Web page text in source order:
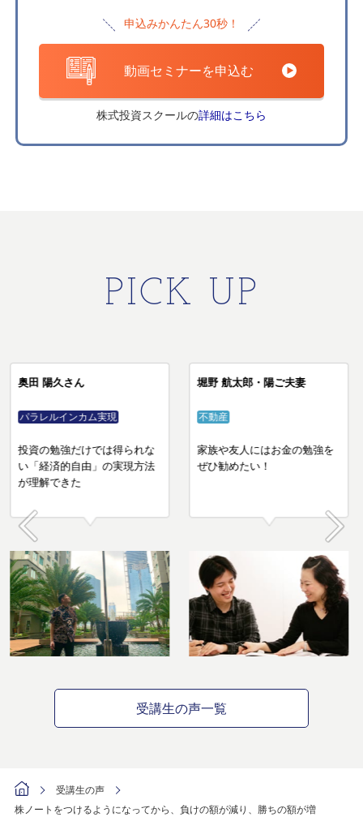
申込みかんたん30秒！
動画セミナーを申込む
株式投資スクールの詳細はこちら
PICK UP
T・Nさん
株
知識ゼロから投資の魅力にハ
マり、年間2,500万円の利益で
2度の株長者に！
奥田 陽久さん
パラレルインカム実現
投資の勉強だけでは得られな
い「経済的自由」の実現方法
Prev Next
受講生の声一覧
受講生の声
株ノートをつけるようになってから、負けの額が減り、勝ちの額が増